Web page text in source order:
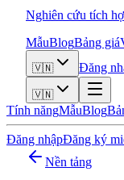
Nghiên cứu tích
MẫuBlogBảng giá
🇻🇳 Đăng
🇻🇳
Tính năngMẫuBlog
Đăng nhậpĐăng ký
Nền tảng